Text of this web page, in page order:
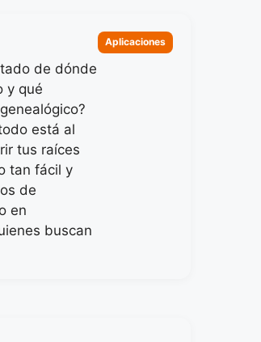
de dónde
y qué
está al
tus raíces
tan fácil y
de
en
buscan
Categorias
Aplicaciones